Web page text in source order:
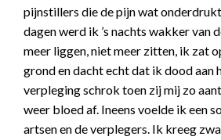
pijnstillers die de pijn wat
dagen werd ik ’s nachts wakker van
meer liggen, niet meer zitten, ik zat
grond en dacht echt dat ik dood aan
verpleging schrok toen zij mij zo
weer bloed af. Ineens voelde ik een
artsen en de verplegers. Ik kreeg